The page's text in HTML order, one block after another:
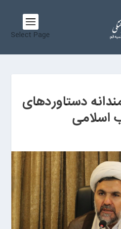
Select Page
دستاوردهای
اسلامی